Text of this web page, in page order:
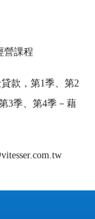
營課程
款，第1季、第2
3季、第4季－藉